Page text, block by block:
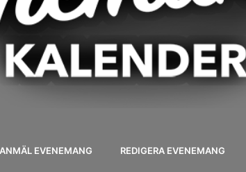
ANMÄL EVENEMANG REDIGERA EVENEMANG